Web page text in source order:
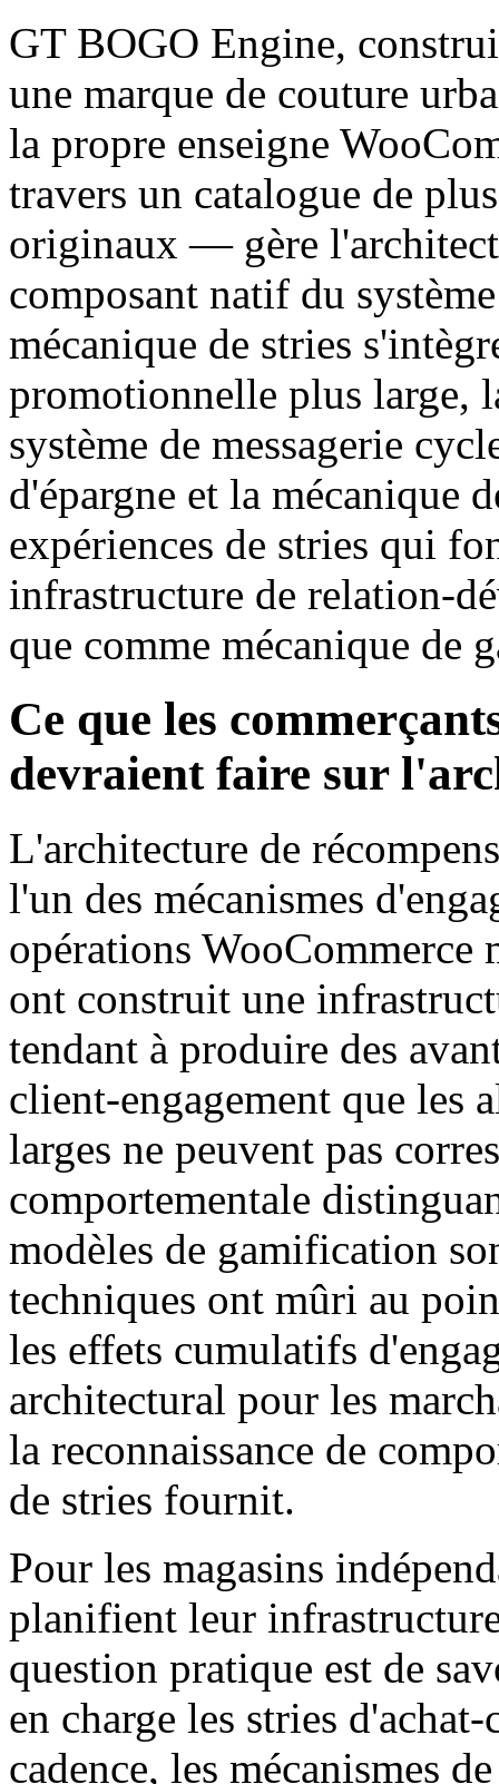
GT BOGO Engine,
une marque de couture
la propre enseigne
travers un catalogue de
originaux — gère
composant natif du
mécanique de stries
promotionnelle plus large,
système de messagerie
d'épargne et la mécanique
expériences de stries qui
infrastructure de relation-
que comme mécanique de
Ce que les
devraient faire sur
L'architecture de
l'un des mécanismes
opérations WooCommerce
ont construit une
tendant à produire des
client-engagement que les
larges ne peuvent pas
comportementale
modèles de gamification
techniques ont mûri au
les effets cumulatifs
architectural pour les
la reconnaissance de
de stries fournit.
Pour les magasins
planifient leur
question pratique est de
en charge les stries
cadence, les mécanismes